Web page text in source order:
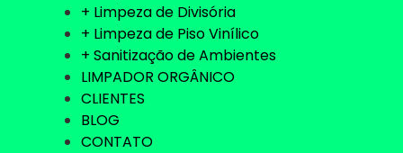
+ Limpeza de Divisória
+ Limpeza de Piso Vinílico
+ Sanitização de Ambientes
LIMPADOR ORGÂNICO
CLIENTES
BLOG
CONTATO